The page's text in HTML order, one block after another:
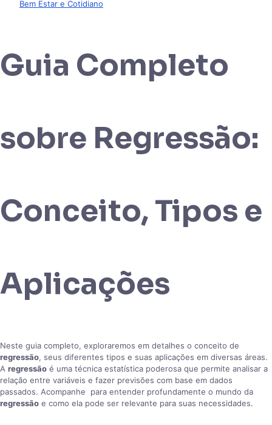
Bem Estar e Cotidiano
Guia Completo
sobre Regressão:
Conceito, Tipos e
Aplicações
Neste guia completo, exploraremos em detalhes o conceito de
regressão, seus diferentes tipos e suas aplicações em diversas áreas.
A regressão é uma técnica estatística poderosa que permite analisar a
relação entre variáveis e fazer previsões com base em dados
passados. Acompanhe para entender profundamente o mundo da
regressão e como ela pode ser relevante para suas necessidades.